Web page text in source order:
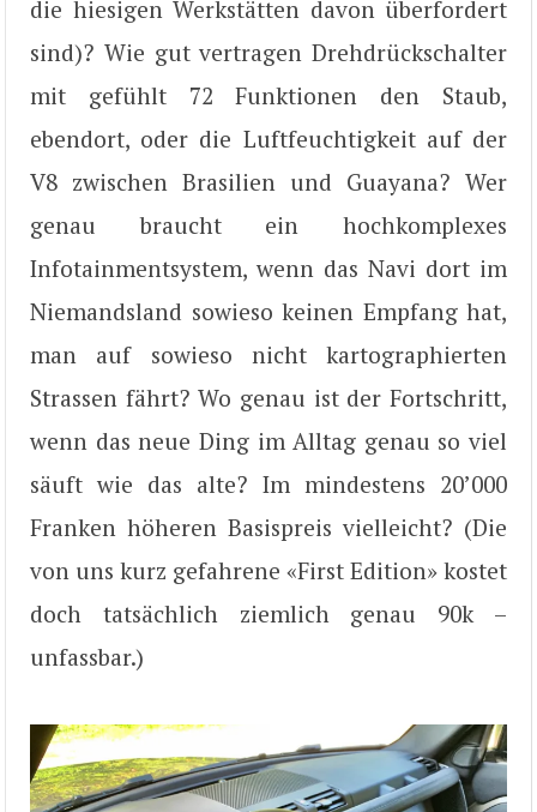
die hiesigen Werkstätten davon überfordert
sind)? Wie gut vertragen Drehdrückschalter
mit gefühlt 72 Funktionen den Staub,
ebendort, oder die Luftfeuchtigkeit auf der
V8 zwischen Brasilien und Guayana? Wer
genau braucht ein hochkomplexes
Infotainmentsystem, wenn das Navi dort im
Niemandsland sowieso keinen Empfang hat,
man auf sowieso nicht kartographierten
Strassen fährt? Wo genau ist der Fortschritt,
wenn das neue Ding im Alltag genau so viel
säuft wie das alte? Im mindestens 20’000
Franken höheren Basispreis vielleicht? (Die
von uns kurz gefahrene «First Edition» kostet
doch tatsächlich ziemlich genau 90k –
unfassbar.)